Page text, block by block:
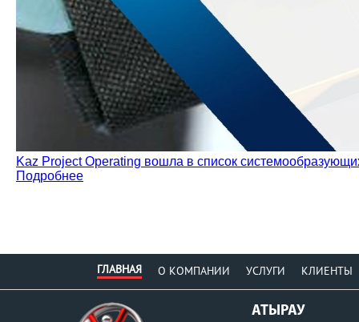
Kaz Project Operating вошла в список
Подробнее
ГЛАВНАЯ О КОМПАНИИ УСЛУГИ КЛИЕНТЫ
АТЫРАУ